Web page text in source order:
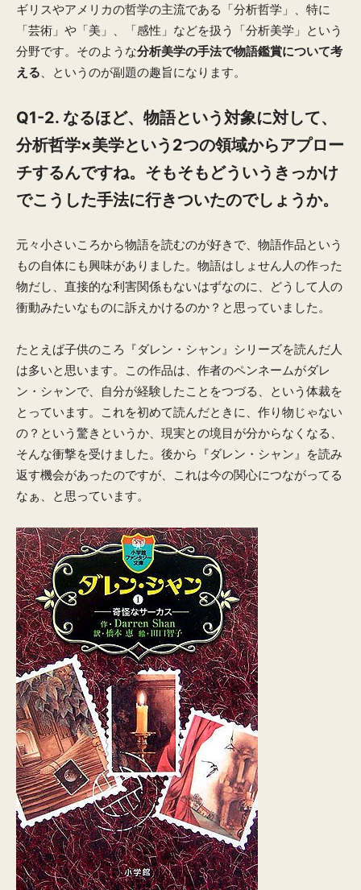
ギリスやアメリカの哲学の主流である「分析哲学」、特に
「芸術」や「美」、「感性」などを扱う「分析美学」という
分野です。そのような分析美学の手法で物語鑑賞について考
える 、というのが副題の趣旨になります。
Q1-2. なるほど、物語という対象に対して、
分析哲学×美学という2つの領域からアプロー
チするんですね。そもそもどういうきっかけ
でこうした手法に行きついたのでしょうか。
元々小さいころから物語を読むのが好きで、物語作品という
もの自体にも興味がありました。物語はしょせん人の作った
物だし、直接的な利害関係もないはずなのに、どうして人の
衝動みたいなものに訴えかけるのか？と思っていました。
たとえば子供のころ『ダレン・シャン』シリーズを読んだ人
は多いと思います。この作品は、作者のペンネームがダレ
ン・シャンで、自分が経験したことをつづる、という体裁を
とっています。これを初めて読んだときに、作り物じゃない
の？という驚きというか、現実との境目が分からなくなる、
そんな衝撃を受けました。後から『ダレン・シャン』を読み
返す機会があったのですが、これは今の関心につながってる
なぁ、と思っています。